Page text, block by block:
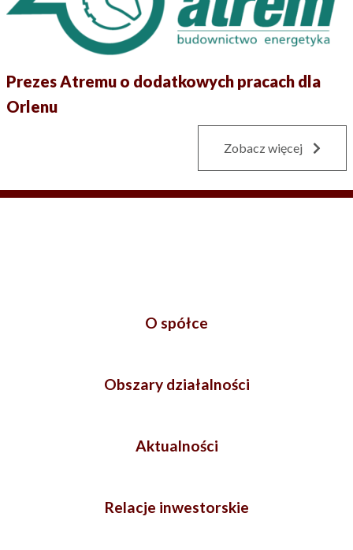
Prezes Atremu o dodatkowych pracach dla
Orlenu
Zobacz więcej
O spółce
Obszary działalności
Aktualności
Relacje inwestorskie